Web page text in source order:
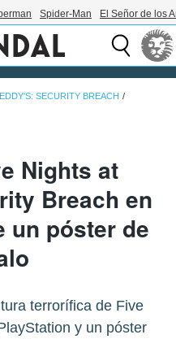
Spider-Man El Señor de los
SECURITY BREACH
Nights at
Breach en
un póster de
terrorífica de Five
y un póster